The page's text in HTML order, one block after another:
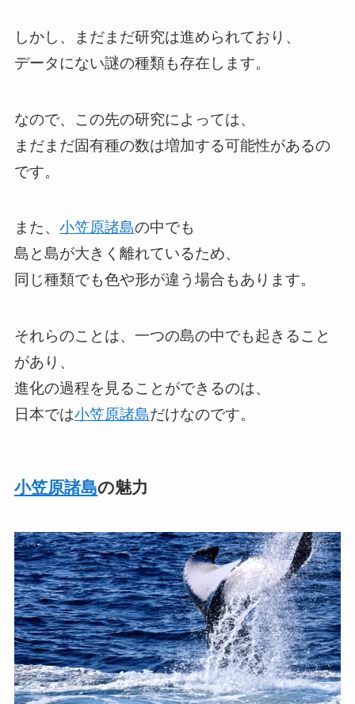
しかし、まだまだ研究は進められており、
データにない謎の種類も存在します。
なので、この先の研究によっては、
まだまだ固有種の数は増加する可能性があるの
です。
また、 小笠原諸島の中でも
島と島が大きく離れているため、
同じ種類でも色や形が違う場合もあります。
それらのことは、一つの島の中でも起きること
があり、
進化の過程を見ることができるのは、
日本では小笠原諸島だけなのです。
小笠原諸島の魅力